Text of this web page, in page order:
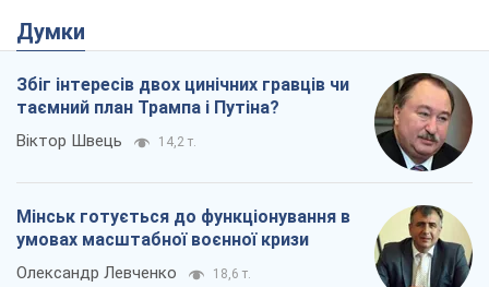
Думки
Збіг інтересів двох цинічних гравців чи
таємний план Трампа і Путіна?
Віктор Швець 14,2 т.
Мінськ готується до функціонування в
умовах масштабної воєнної кризи
Олександр Левченко 18,6 т.